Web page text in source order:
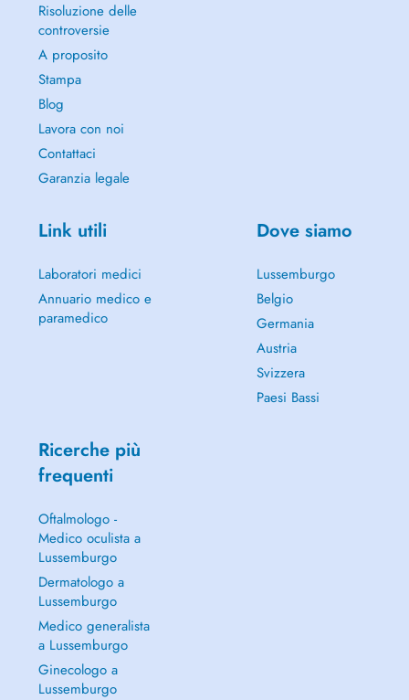
Risoluzione delle
controversie
A proposito
Stampa
Blog
Lavora con noi
Contattaci
Garanzia legale
Link utili
Laboratori medici
Annuario medico e
paramedico
Dove siamo
Lussemburgo
Belgio
Germania
Austria
Svizzera
Paesi Bassi
Ricerche più
frequenti
Oftalmologo -
Medico oculista a
Lussemburgo
Dermatologo a
Lussemburgo
Medico generalista
a Lussemburgo
Ginecologo a
Lussemburgo